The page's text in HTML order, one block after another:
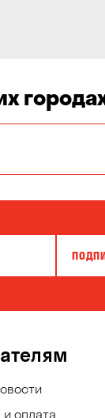
и оплата